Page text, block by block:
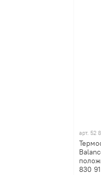
арт. 52
830